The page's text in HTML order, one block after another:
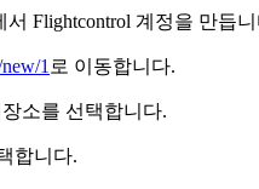
서 Flightcontrol 계정을 만듭
1 로 이동합니다.
소를 선택합니다.
합니다.